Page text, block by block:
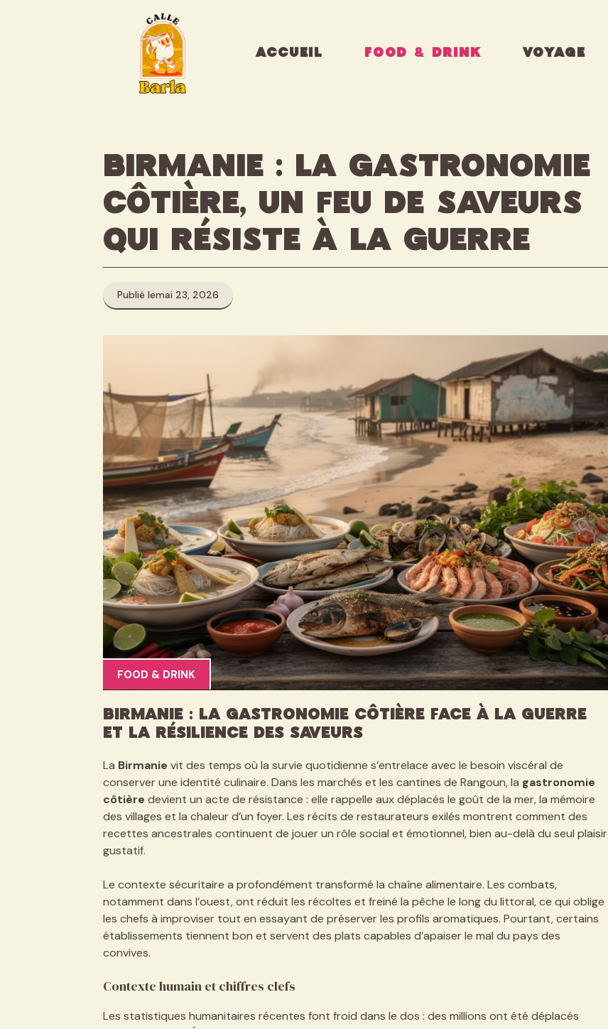
ACCUEIL FOOD & DRINK VOYAGE
Birmanie : la gastronomie
côtière, un feu de saveurs
qui résiste à la guerre
Publié lemai 23, 2026
FOOD & DRINK
Birmanie : la gastronomie côtière face à la guerre
et la résilience des saveurs
La Birmanie vit des temps où la survie quotidienne s’entrelace avec le besoin viscéral de
conserver une identité culinaire. Dans les marchés et les cantines de Rangoun, la gastronomie
côtière devient un acte de résistance : elle rappelle aux déplacés le goût de la mer, la mémoire
des villages et la chaleur d’un foyer. Les récits de restaurateurs exilés montrent comment des
recettes ancestrales continuent de jouer un rôle social et émotionnel, bien au-delà du seul plaisir
gustatif.
Le contexte sécuritaire a profondément transformé la chaîne alimentaire. Les combats,
notamment dans l’ouest, ont réduit les récoltes et freiné la pêche le long du littoral, ce qui oblige
les chefs à improviser tout en essayant de préserver les profils aromatiques. Pourtant, certains
établissements tiennent bon et servent des plats capables d’apaiser le mal du pays des
convives.
Contexte humain et chiffres clefs
Les statistiques humanitaires récentes font froid dans le dos : des millions ont été déplacés